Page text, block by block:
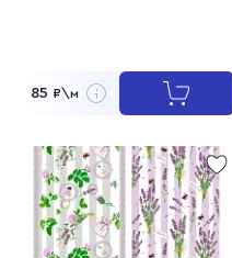
85 ₽\м